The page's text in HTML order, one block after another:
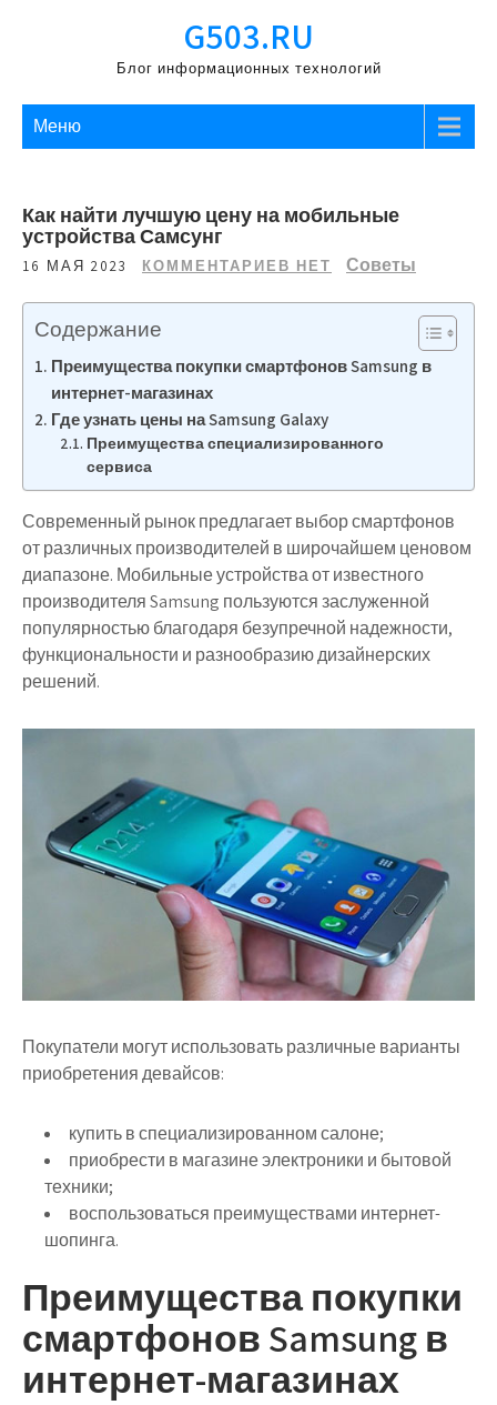
G503.RU
Блог информационных технологий
Меню
Как найти лучшую цену на мобильные
устройства Самсунг
16 МАЯ 2023 КОММЕНТАРИЕВ НЕТ Советы
Содержание
Преимущества покупки смартфонов Samsung в
интернет-магазинах
Где узнать цены на Samsung Galaxy
Преимущества специализированного
сервиса
Современный рынок предлагает выбор смартфонов
от различных производителей в широчайшем ценовом
диапазоне. Мобильные устройства от известного
производителя Samsung пользуются заслуженной
популярностью благодаря безупречной надежности,
функциональности и разнообразию дизайнерских
решений.
Покупатели могут использовать различные варианты
приобретения девайсов:
купить в специализированном салоне;
приобрести в магазине электроники и бытовой
техники;
воспользоваться преимуществами интернет-
шопинга.
Преимущества покупки
смартфонов Samsung в
интернет-магазинах